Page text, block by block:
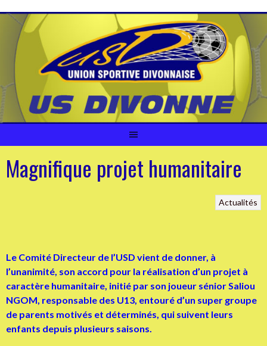
contenu
Magnifique projet humanitaire
Actualités
Le Comité Directeur de l’USD vient de donner, à
l’unanimité, son accord pour la réalisation d’un projet à
caractère humanitaire, initié par son joueur sénior Saliou
NGOM, responsable des U13, entouré d’un super groupe
de parents motivés et déterminés, qui suivent leurs
enfants depuis plusieurs saisons.